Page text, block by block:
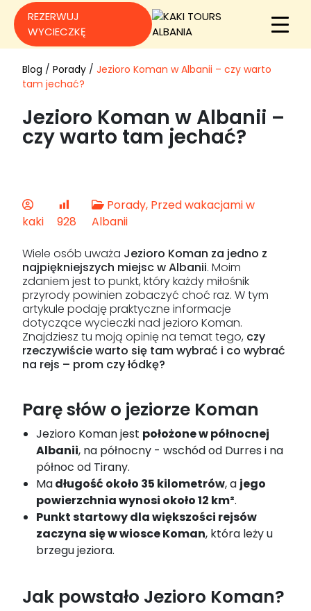
REZERWUJ
WYCIECZKĘ
Blog / Porady / Jezioro Koman w Albanii – czy warto
tam jechać?
Jezioro Koman w Albanii –
czy warto tam jechać?
kaki 928
Porady, Przed wakacjami w
Albanii
Wiele osób uważa Jezioro Koman za jedno z
najpiękniejszych miejsc w Albanii. Moim
zdaniem jest to punkt, który każdy miłośnik
przyrody powinien zobaczyć choć raz. W tym
artykule podaję praktyczne informacje
dotyczące wycieczki nad jezioro Koman.
Znajdziesz tu moją opinię na temat tego, czy
rzeczywiście warto się tam wybrać i co wybrać
na rejs – prom czy łódkę?
Parę słów o jeziorze Koman
Jezioro Koman jest położone w północnej
Albanii, na północny - wschód od Durres i na
północ od Tirany.
Madługość około 35 kilometrów, a jego
powierzchnia wynosi około 12 km².
Punkt startowy dla większości rejsów
zaczyna się w wiosce Koman, która leży u
brzegu jeziora.
Jak powstało Jezioro Koman?